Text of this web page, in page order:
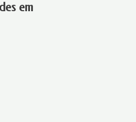
em